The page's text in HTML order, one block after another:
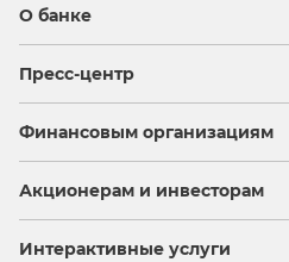
О банке
Пресс-центр
Финансовым организациям
Акционерам и инвесторам
Интерактивные услуги